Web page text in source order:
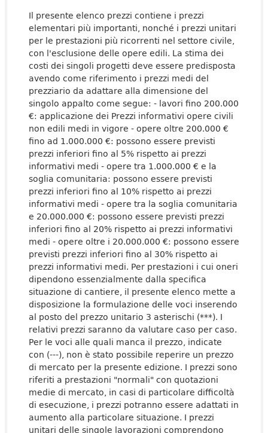
Il presente elenco prezzi contiene i prezzi
elementari più importanti, nonché i prezzi unitari
per le prestazioni più ricorrenti nel settore civile,
con l'esclusione delle opere edili. La stima dei
costi dei singoli progetti deve essere predisposta
avendo come riferimento i prezzi medi del
prezziario da adattare alla dimensione del
singolo appalto come segue: - lavori fino 200.000
€: applicazione dei Prezzi informativi opere civili
non edili medi in vigore - opere oltre 200.000 €
fino ad 1.000.000 €: possono essere previsti
prezzi inferiori fino al 5% rispetto ai prezzi
informativi medi - opere tra 1.000.000 € e la
soglia comunitaria: possono essere previsti
prezzi inferiori fino al 10% rispetto ai prezzi
informativi medi - opere tra la soglia comunitaria
e 20.000.000 €: possono essere previsti prezzi
inferiori fino al 20% rispetto ai prezzi informativi
medi - opere oltre i 20.000.000 €: possono essere
previsti prezzi inferiori fino al 30% rispetto ai
prezzi informativi medi. Per prestazioni i cui oneri
dipendono essenzialmente dalla specifica
situazione di cantiere, il presente elenco mette a
disposizione la formulazione delle voci inserendo
al posto del prezzo unitario 3 asterischi (***). I
relativi prezzi saranno da valutare caso per caso.
Per le voci alle quali manca il prezzo, indicate
con (---), non è stato possibile reperire un prezzo
di mercato per la presente edizione. I prezzi sono
riferiti a prestazioni "normali" con quotazioni
medie di mercato, in casi di particolare difficoltà
di esecuzione, i prezzi potranno essere adattati in
aumento alla particolare situazione. I prezzi
unitari delle singole lavorazioni comprendono